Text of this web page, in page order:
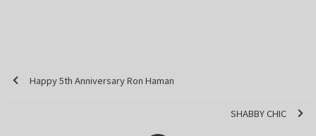
Happy 5th Anniversary Ron Haman
SHABBY CHIC